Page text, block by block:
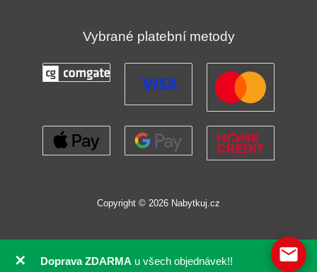
Vybrané platební metody
Copyright © 2026 Nabytkuj.cz
✕ Doprava ZDARMA u všech objednávek!!